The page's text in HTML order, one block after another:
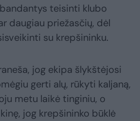
teisinti klubo
daugiau priežasčių, dėl
su krepšininku.
jog ekipa šlykštėjosi
gerti alų, rūkyti kaljaną,
metu laikė tinginiu, o
jog krepšininko būklė